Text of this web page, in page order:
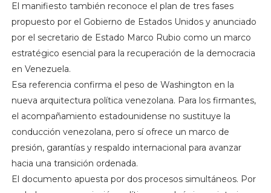
El manifiesto también reconoce el plan de tres fases
propuesto por el Gobierno de Estados Unidos y anunciado
por el secretario de Estado Marco Rubio como un marco
estratégico esencial para la recuperación de la democracia
en Venezuela.
Esa referencia confirma el peso de Washington en la
nueva arquitectura política venezolana. Para los firmantes,
el acompañamiento estadounidense no sustituye la
conducción venezolana, pero sí ofrece un marco de
presión, garantías y respaldo internacional para avanzar
hacia una transición ordenada.
El documento apuesta por dos procesos simultáneos. Por